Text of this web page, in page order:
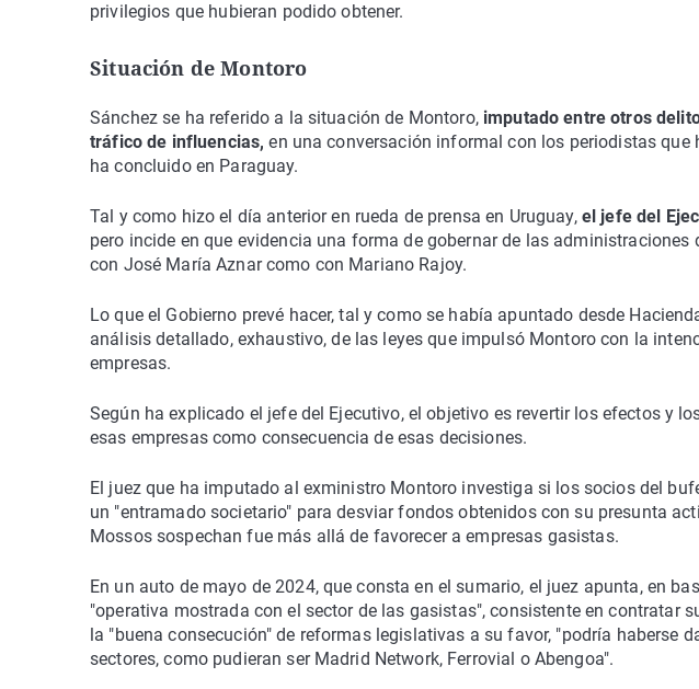
privilegios que hubieran podido obtener.
Situación de Montoro
Sánchez se ha referido a la situación de Montoro, imputado entre otros
tráfico de influencias, en una conversación informal con los periodistas que
ha concluido en Paraguay.
Tal y como hizo el día anterior en rueda de prensa en Uruguay, el jefe del
pero incide en que evidencia una forma de gobernar de las
con José María Aznar como con Mariano Rajoy.
Lo que el Gobierno prevé hacer, tal y como se había apuntado desde
análisis detallado, exhaustivo, de las leyes que impulsó Montoro con la
empresas.
Según ha explicado el jefe del Ejecutivo, el objetivo es revertir los efectos y
esas empresas como consecuencia de esas decisiones.
El juez que ha imputado al exministro Montoro investiga si los socios del
un "entramado societario" para desviar fondos obtenidos con su presunta
Mossos sospechan fue más allá de favorecer a empresas gasistas.
En un auto de mayo de 2024, que consta en el sumario, el juez apunta, en
"operativa mostrada con el sector de las gasistas", consistente en contratar
la "buena consecución" de reformas legislativas a su favor, "podría haberse
sectores, como pudieran ser Madrid Network, Ferrovial o Abengoa".